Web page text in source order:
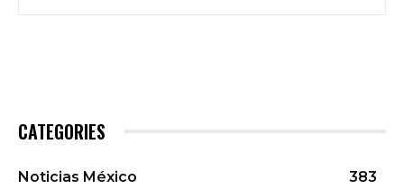
CATEGORIES
Noticias México
383